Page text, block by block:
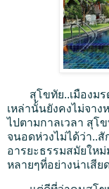
สุโขทัย..เมืองม
เหล่านั้นยังคงไม่จา
ไปตามกาลเวลา สุโ
จนอดห่วงไม่ได้ว่า..
อารยะธรรมสมัยให
หลายๆที่อย่างน่าเสีย